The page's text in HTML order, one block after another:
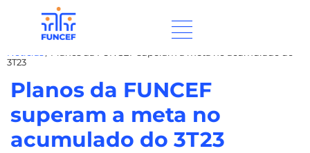
Notícias / Planos da FUNCEF superam a meta no acumulado do
3T23
Planos da FUNCEF
superam a meta no
acumulado do 3T23